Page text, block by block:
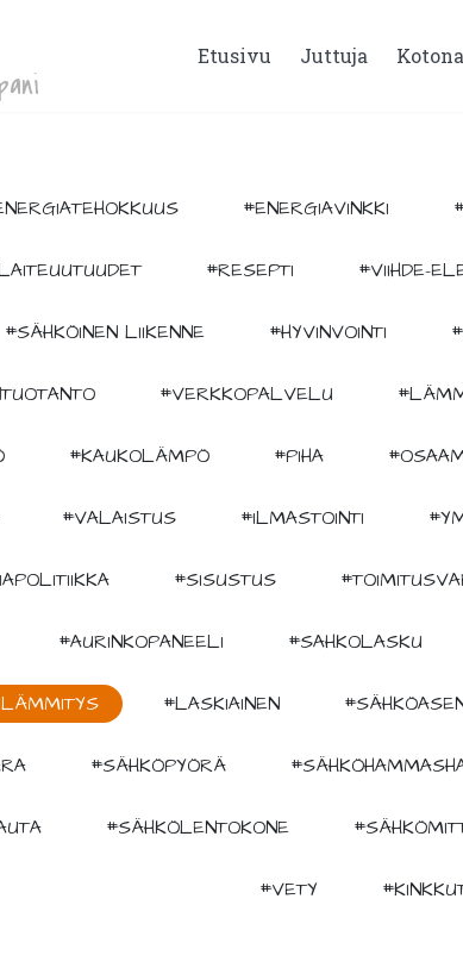
Etusivu Juttuja Kotona
#ENERGIAVINKKI
#RESEPTI #VIIHDE-
#SÄHKÖINEN LIIKENNE #HYVINVOINTI
#VERKKOPALVELU
#KAUKOLÄMPÖ #PIHA
#VALAISTUS #ILMASTOINTI
#SISUSTUS
#AURINKOPANEELI #SAHKOLASKU
#LASKIAINEN
#SÄHKÖPYÖRÄ
#SÄHKÖLENTOKONE
#VETY